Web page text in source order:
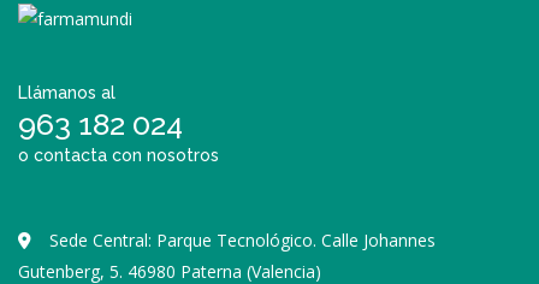
Llámanos al
963 182 024
o contacta con nosotros
Sede Central: Parque Tecnológico. Calle Johannes
Gutenberg, 5. 46980 Paterna (Valencia)